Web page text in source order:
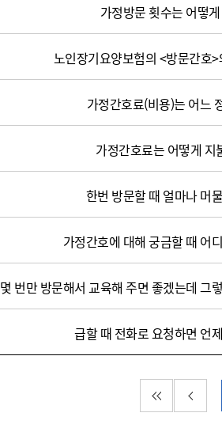
가정방문 횟수는 어떻
노인장기요양보험의 <방문간호
가정간호료(비용)는 어느
가정간호료는 어떻게 지
한번 방문할 때 얼마나 머
가정간호에 대해 궁금할 때 어
몇 번만 방문해서 교육해 주면 좋겠는데 그
급할 때 전화로 요청하면 언
첫 페이지이전